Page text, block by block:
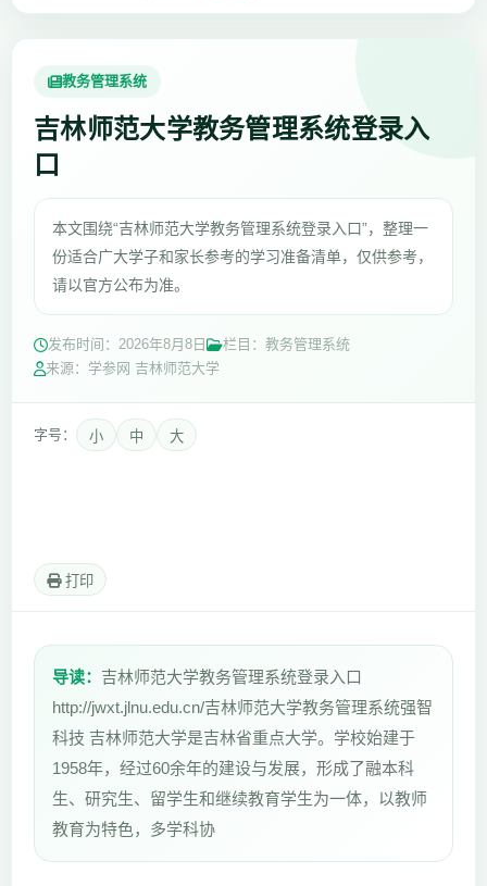
教务管理系统
吉林师范大学教务管理系统登录入
口
本文围绕“吉林师范大学教务管理系统登录入口”，整理一
份适合广大学子和家长参考的学习准备清单，仅供参考，
请以官方公布为准。
发布时间： 2026年8月8日
栏目：教务管理系统
来源：学参网 吉林师范大学
字号： 小 中 大
打印
导读： 吉林师范大学教务管理系统登录入口
http://jwxt.jlnu.edu.cn/吉林师范大学教务管理系统强智
科技 吉林师范大学是吉林省重点大学。学校始建于
1958年，经过60余年的建设与发展，形成了融本科
生、研究生、留学生和继续教育学生为一体，以教师
教育为特色，多学科协